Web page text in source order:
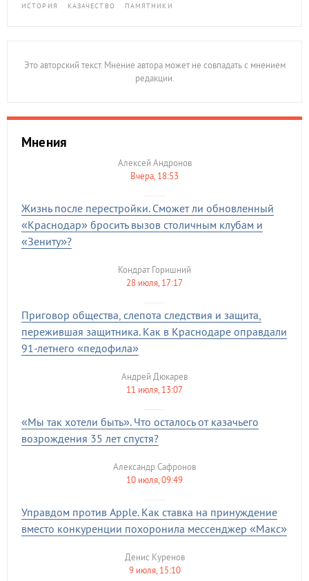
ИСТОРИЯ КАЗАЧЕСТВО ПАМЯТНИКИ
Это авторский текст. Мнение автора может не совпадать с мнением
редакции.
Мнения
вчера, 18:53
Алексей Андронов
Жизнь после перестройки. Сможет ли обновленный
«Краснодар» бросить вызов столичным клубам и
«Зениту»?
28 июля, 17:17
Кондрат Горишний
Приговор общества, слепота следствия и защита,
пережившая защитника. Как в Краснодаре оправдали
91-летнего «педофила»
11 июля, 13:07
Андрей Дюкарев
«Мы так хотели быть». Что осталось от казачьего
возрождения 35 лет спустя?
10 июля, 09:49
Александр Сафронов
Управдом против Apple. Как ставка на принуждение
вместо конкуренции похоронила мессенджер «Макс»
9 июля, 15:10
Денис Куренов